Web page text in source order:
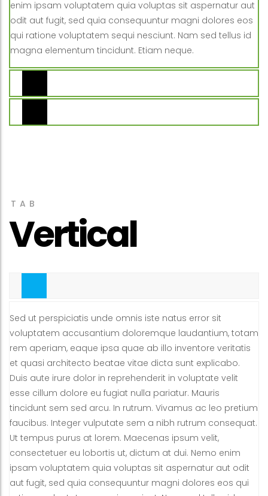
enim ipsam voluptatem quia voluptas sit aspernatur aut
odit aut fugit, sed quia consequuntur magni dolores eos
qui ratione voluptatem sequi nesciunt. Nam sed tellus id
magna elementum tincidunt. Etiam neque.
Vertical
TAB
Sed ut perspiciatis unde omnis iste natus error sit
voluptatem accusantium doloremque laudantium, totam
rem aperiam, eaque ipsa quae ab illo inventore veritatis
et quasi architecto beatae vitae dicta sunt explicabo.
Duis aute irure dolor in reprehenderit in voluptate velit
esse cillum dolore eu fugiat nulla pariatur. Mauris
tincidunt sem sed arcu. In rutrum. Vivamus ac leo pretium
faucibus. Integer vulputate sem a nibh rutrum consequat.
Ut tempus purus at lorem. Maecenas ipsum velit,
consectetuer eu lobortis ut, dictum at dui. Nemo enim
ipsam voluptatem quia voluptas sit aspernatur aut odit
aut fugit, sed quia consequuntur magni dolores eos qui